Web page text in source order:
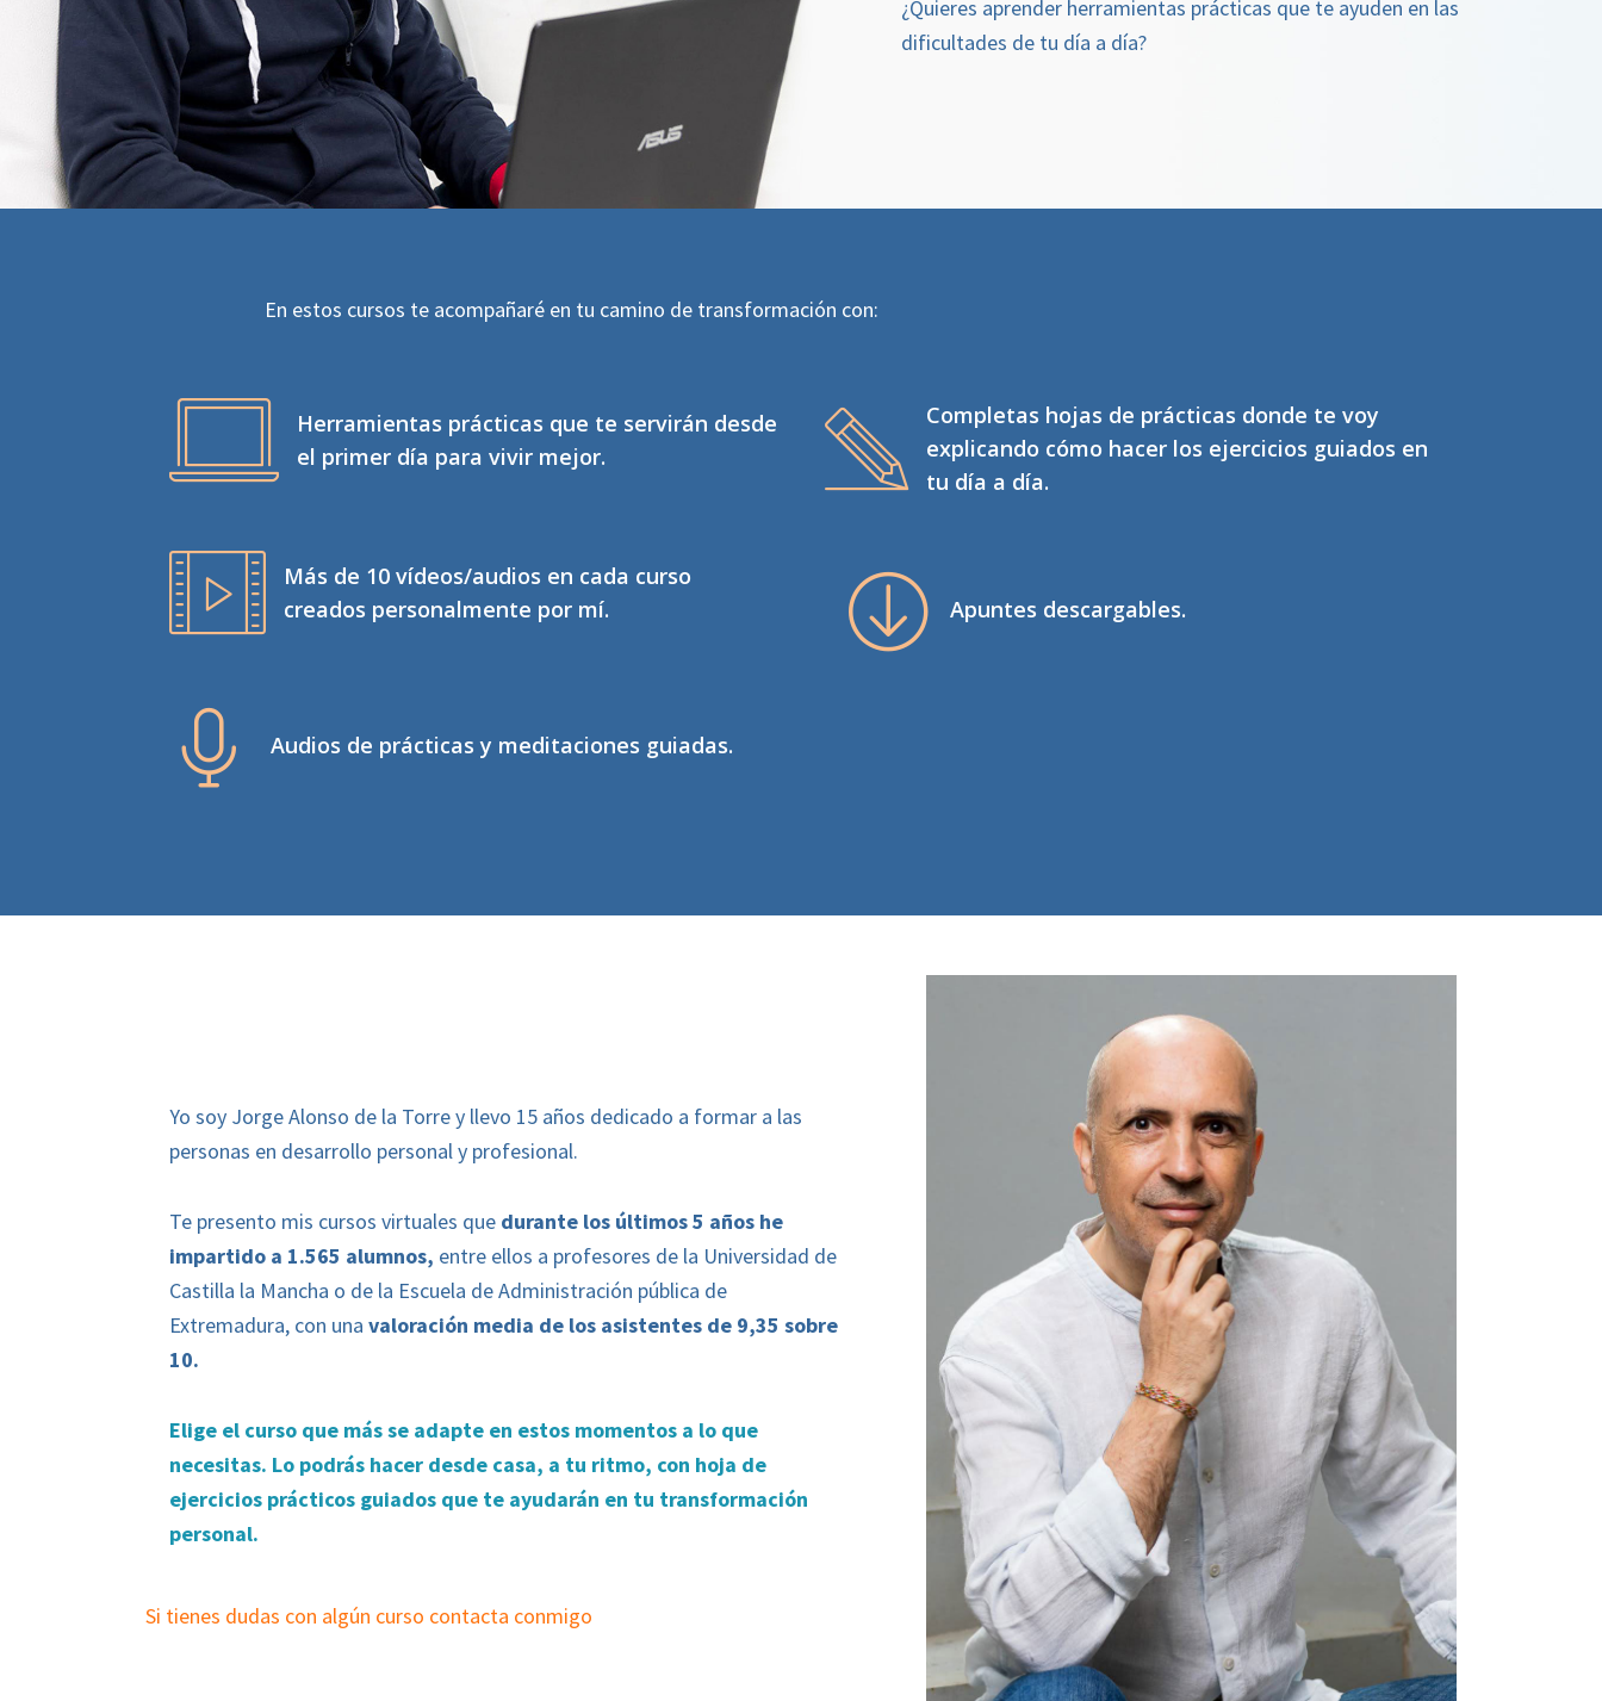
¿Quieres aprender herramientas prácticas que te ayuden en las
dificultades de tu día a día?
En estos cursos te acompañaré en tu camino de transformación con:
Herramientas prácticas que te servirán desde
el primer día para vivir mejor.
Más de 10 vídeos/audios en cada curso
creados personalmente por mí.
Audios de prácticas y meditaciones guiadas.
Completas hojas de prácticas donde te voy
explicando cómo hacer los ejercicios guiados en
tu día a día.
Apuntes descargables.
Yo soy Jorge Alonso de la Torre y llevo 15 años dedicado a formar a las
personas en desarrollo personal y profesional.
Te presento mis cursos virtuales que durante los últimos 5 años he
impartido a 1.565 alumnos, entre ellos a profesores de la Universidad de
Castilla la Mancha o de la Escuela de Administración pública de
Extremadura, con una valoración media de los asistentes de 9,35 sobre
10.
Elige el curso que más se adapte en estos momentos a lo que
necesitas. Lo podrás hacer desde casa, a tu ritmo, con hoja de
ejercicios prácticos guiados que te ayudarán en tu transformación
personal.
Si tienes dudas con algún curso contacta conmigo